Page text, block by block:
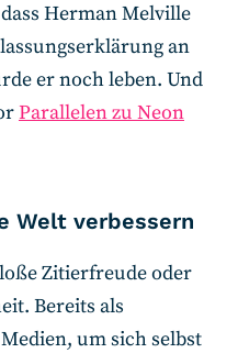
Herman Melville
an
er noch leben. Und
Parallelen zu Neon
Welt verbessern
Zitierfreude oder
Bereits als
um sich selbst